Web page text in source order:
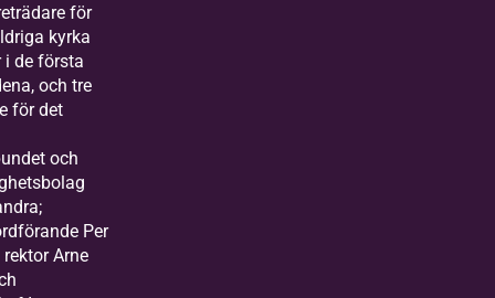
för
kyrka
i de första
och tre
för det
och
Per
Arne